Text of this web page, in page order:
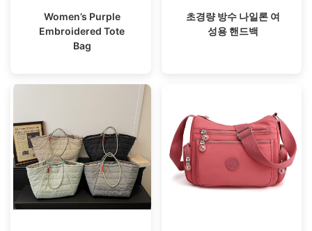
Women’s Purple
Embroidered Tote
Bag
초경량 방수 나일론 여
성용 핸드백